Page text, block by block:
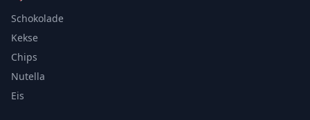
Schokolade
Kekse
Chips
Nutella
Eis